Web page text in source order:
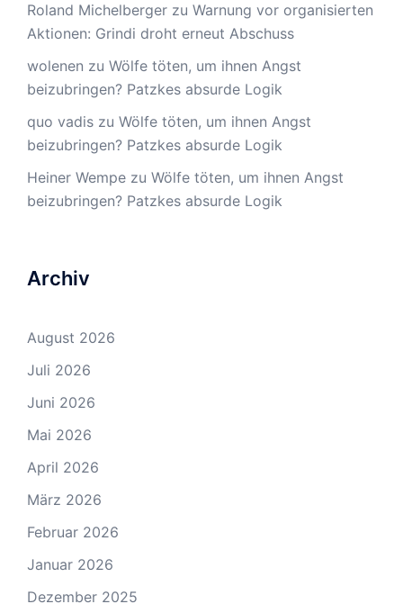
Roland Michelberger zu Warnung vor organisierten
Aktionen: Grindi droht erneut Abschuss
wolenen zu Wölfe töten, um ihnen Angst
beizubringen? Patzkes absurde Logik
quo vadis zu Wölfe töten, um ihnen Angst
beizubringen? Patzkes absurde Logik
Heiner Wempe zu Wölfe töten, um ihnen Angst
beizubringen? Patzkes absurde Logik
Archiv
August 2026
Juli 2026
Juni 2026
Mai 2026
April 2026
März 2026
Februar 2026
Januar 2026
Dezember 2025